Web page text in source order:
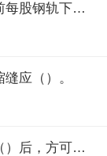
[填空题] 有缝线路单层道床轨道，铺轨前每股钢轨下预铺蹅带宽度应不小于（），厚度（）。
应（）。
[填空题] 无碴道床混凝土达到设计强度（）后，方可进行铺轨作业。